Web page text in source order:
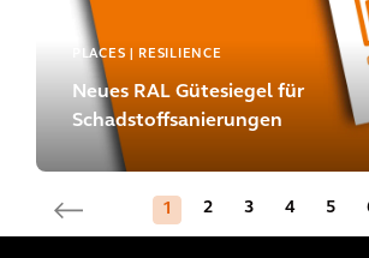
PLACES | RESILIENCE
Neues RAL Gütesiegel für
Schadstoffsanierungen
1 2 3 4 5